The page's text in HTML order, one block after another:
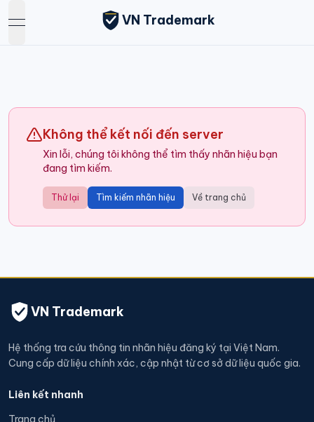
open navigation menu
VN Trademark
Không thể kết nối đến server
Xin lỗi, chúng tôi không thể tìm thấy nhãn hiệu bạn
đang tìm kiếm.
Thử lại Tìm kiếm nhãn hiệu Về trang chủ
VN Trademark
Hệ thống tra cứu thông tin nhãn hiệu đăng ký tại Việt Nam.
Cung cấp dữ liệu chính xác, cập nhật từ cơ sở dữ liệu quốc gia.
Liên kết nhanh
Trang chủ